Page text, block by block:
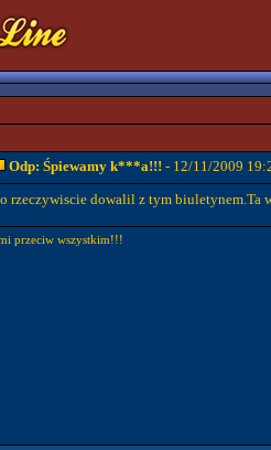
Odp: Śpiewamy k***a!!! - 12/11/2009
rzeczywiscie dowalil z tym biuletynem.Ta
przeciw wszystkim!!!